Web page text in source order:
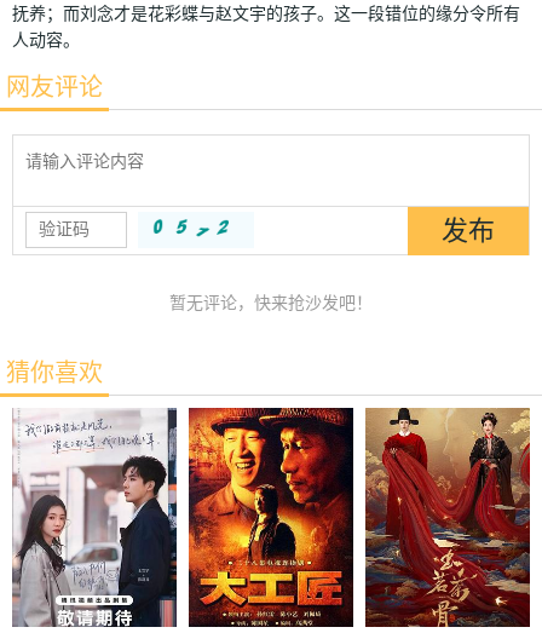
抚养；而刘念才是花彩蝶与赵文宇的孩子。这一段错位的缘分令所有
人动容。
网友评论
暂无评论，快来抢沙发吧！
猜你喜欢